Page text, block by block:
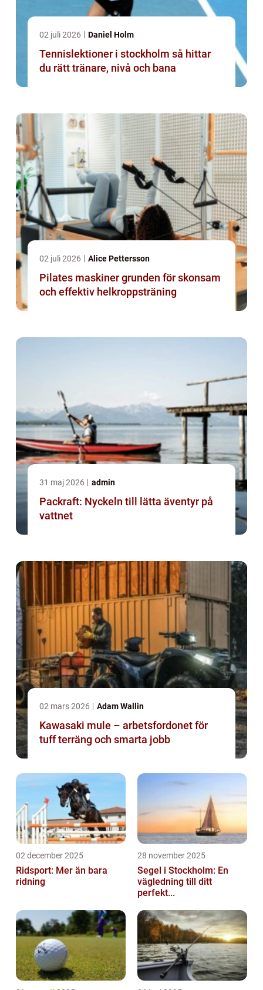
02 juli 2026 Daniel Holm
Tennislektioner i stockholm så hittar
du rätt tränare, nivå och bana
02 juli 2026 Alice Pettersson
Pilates maskiner grunden för skonsam
och effektiv helkroppsträning
31 maj 2026 admin
Packraft: Nyckeln till lätta äventyr på
vattnet
02 mars 2026 Adam Wallin
Kawasaki mule – arbetsfordonet för
tuff terräng och smarta jobb
02 december 2025
Ridsport: Mer än bara
ridning
28 november 2025
Segel i Stockholm: En
vägledning till ditt
perfekt...